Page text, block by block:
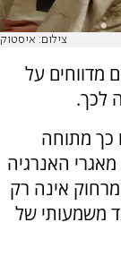
צילום: איסטוק
מדווחים על
לכך.
כך מתוחה
האנרגיה
מרחוק אינה רק
משמעותי של